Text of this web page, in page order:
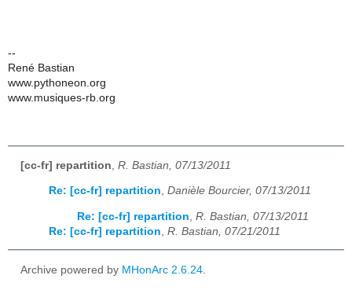
--
René Bastian
www.pythoneon.org
www.musiques-rb.org
[cc-fr] repartition R. Bastian, 07/13/2011
Re: [cc-fr] repartition, Danièle Bourcier, 07/13/2011
Re: [cc-fr] repartition R. Bastian, 07/13/2011
Re: [cc-fr] repartition R. Bastian, 07/21/2011
Archive powered by MHonArc 2.6.24.